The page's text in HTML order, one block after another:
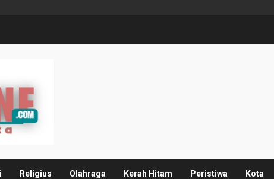
Religius Olahraga Kerah Hitam Peristiwa Kota